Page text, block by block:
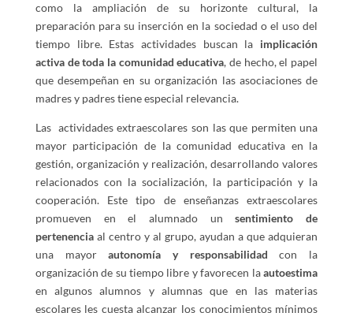
como la ampliación de su horizonte cultural, la
preparación para su inserción en la sociedad o el uso del
tiempo libre. Estas actividades buscan la implicación
activa de toda la comunidad educativa, de hecho, el papel
que desempeñan en su organización las asociaciones de
madres y padres tiene especial relevancia.
Las actividades extraescolares son las que permiten una
mayor participación de la comunidad educativa en la
gestión, organización y realización, desarrollando valores
relacionados con la socialización, la participación y la
cooperación. Este tipo de enseñanzas extraescolares
promueven en el alumnado unsentimiento de
pertenenciaal centro y al grupo, ayudan a que adquieran
una mayorautonomía y responsabilidad con la
organización de su tiempo libre y favorecen laautoestima
en algunos alumnos y alumnas que en las materias
escolares les cuesta alcanzar los conocimientos mínimos